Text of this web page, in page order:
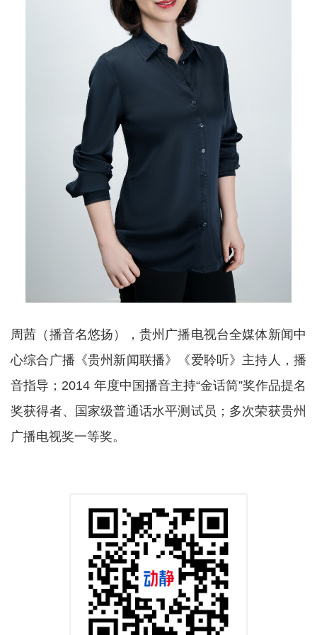
周茜（播音名悠扬），贵州广播电视台全媒体新闻中
心综合广播《贵州新闻联播》《爱聆听》主持人，播
音指导；2014 年度中国播音主持“金话筒”奖作品提名
奖获得者、国家级普通话水平测试员；多次荣获贵州
广播电视奖一等奖。